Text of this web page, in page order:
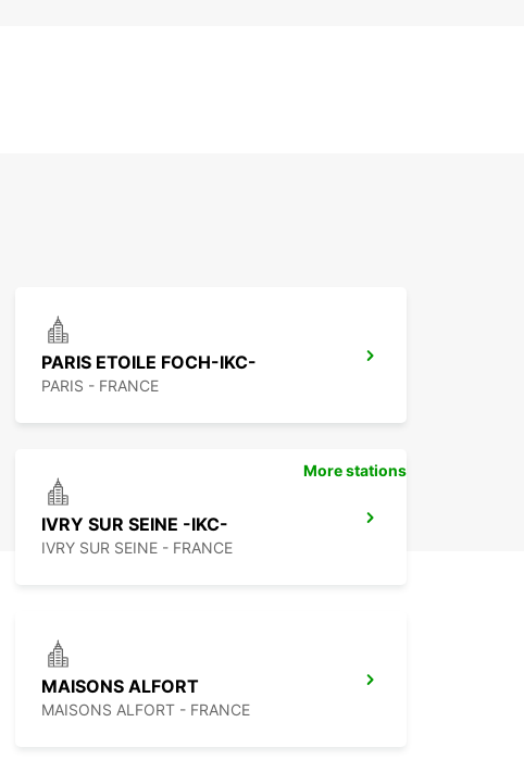
PARIS ETOILE FOCH-IKC-
PARIS - FRANCE
IVRY SUR SEINE -IKC-
IVRY SUR SEINE - FRANCE
MAISONS ALFORT
MAISONS ALFORT - FRANCE
More stations